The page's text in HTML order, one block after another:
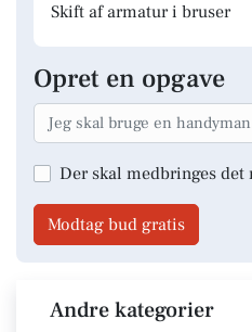
Skift af armatur i bruser
Opret en opgave
Der skal medbringes
Modtag bud gratis
Andre kategorier